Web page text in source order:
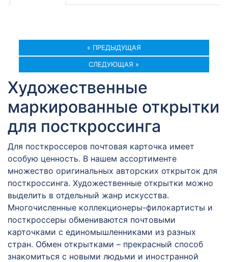
« ПРЕДЫДУЩАЯ
СЛЕДУЮЩАЯ »
Художественные
маркированные открытки
для посткроссинга
Для посткроссеров почтовая карточка имеет
особую ценность. В нашем ассортименте
множество оригинальных авторских открыток для
посткроссинга. Художественные открытки можно
выделить в отдельный жанр искусства.
Многочисленные коллекционеры-филокартисты и
посткроссеры обмениваются почтовыми
карточками с единомышленниками из разных
стран. Обмен открытками – прекрасный способ
знакомиться с новыми людьми и иностранной